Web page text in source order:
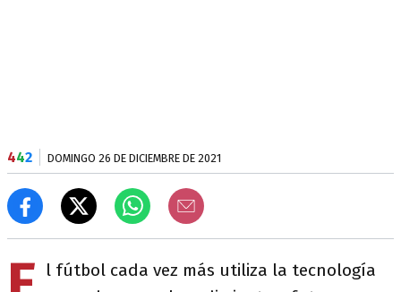
442 DOMINGO 26 DE DICIEMBRE DE 2021
l fútbol cada vez más utiliza la tecnología